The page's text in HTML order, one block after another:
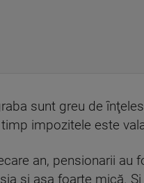
sunt greu de
impozitele este
an, pensionarii
şi aşa foarte mică.